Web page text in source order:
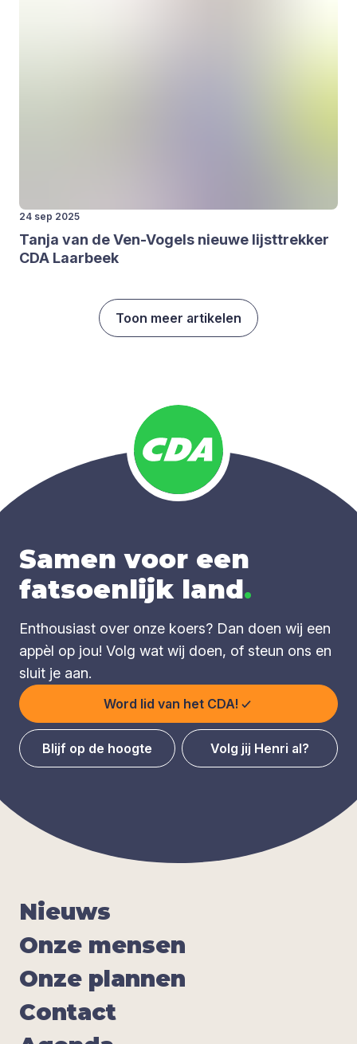
24 sep 2025
Tan­ja van de Ven-Vogels nieu­we lijst­trek­ker
CDA Laar­beek
Toon meer artikelen
Samen voor een
fatsoenlijk land.
Enthousiast over onze koers? Dan doen wij een
appèl op jou! Volg wat wij doen, of steun ons en
sluit je aan.
Word lid van het CDA!
Blijf op de hoogte Volg jij Henri al?
Nieuws
Onze men­sen
Onze plan­nen
Con­tact